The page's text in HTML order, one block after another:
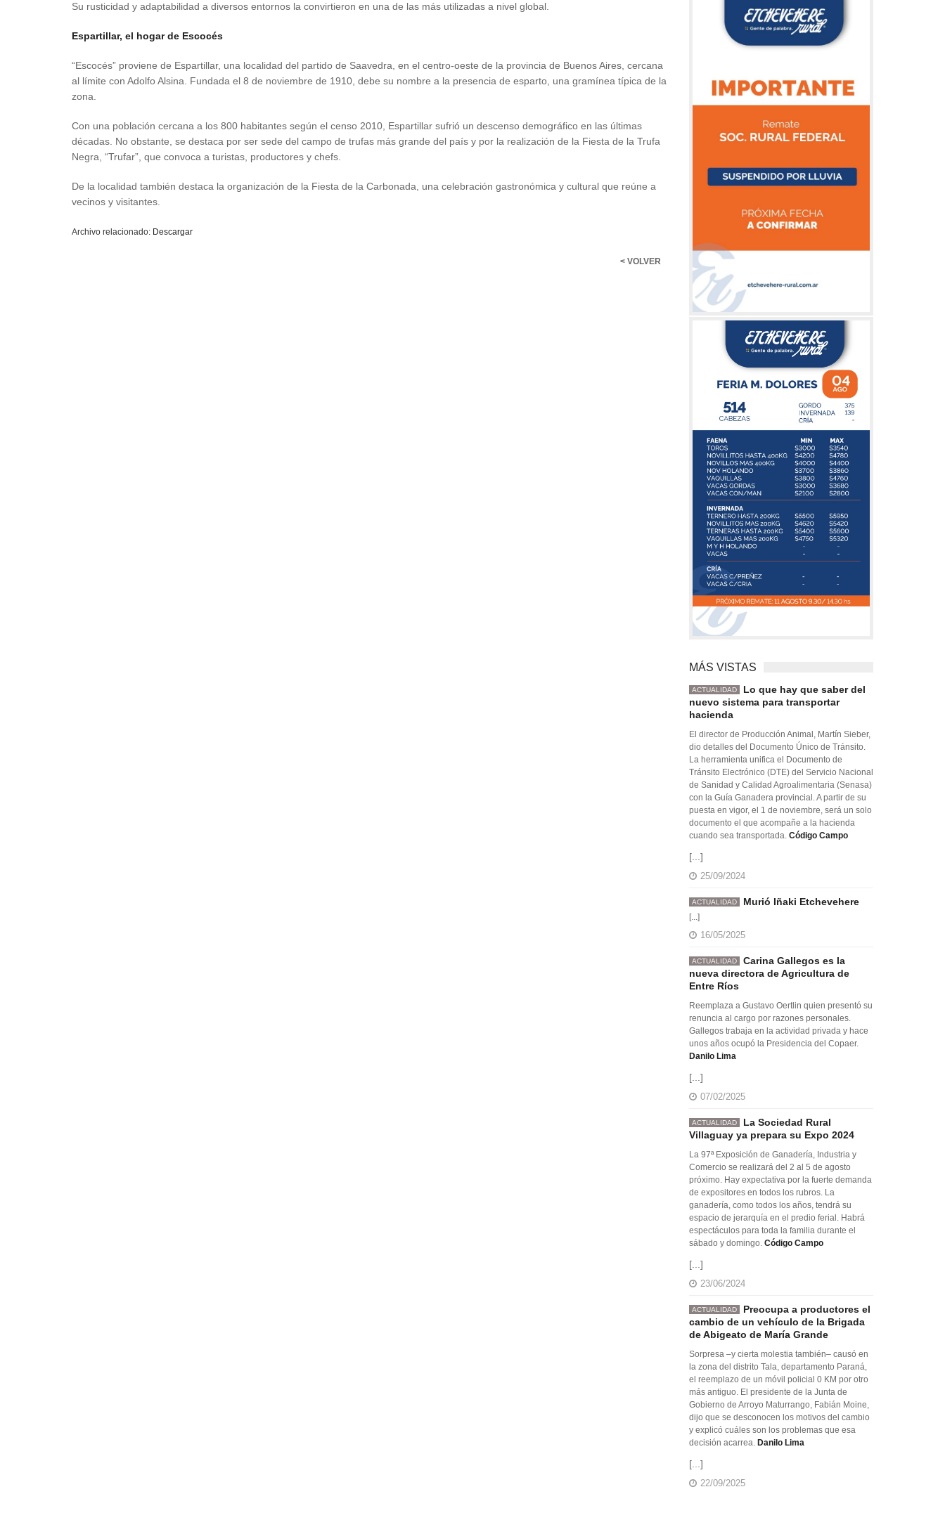
Su rusticidad y adaptabilidad a diversos entornos la convirtieron en una de las más utilizadas a nivel global.
Espartillar, el hogar de Escocés
“Escocés” proviene de Espartillar, una localidad del partido de Saavedra, en el centro-oeste de la provincia de Buenos Aires, cercana
al límite con Adolfo Alsina. Fundada el 8 de noviembre de 1910, debe su nombre a la presencia de esparto, una gramínea típica de la
zona.
Con una población cercana a los 800 habitantes según el censo 2010, Espartillar sufrió un descenso demográfico en las últimas
décadas. No obstante, se destaca por ser sede del campo de trufas más grande del país y por la realización de la Fiesta de la Trufa
Negra, “Trufar”, que convoca a turistas, productores y chefs.
De la localidad también destaca la organización de la Fiesta de la Carbonada, una celebración gastronómica y cultural que reúne a
vecinos y visitantes.
Archivo relacionado: Descargar
< VOLVER
MÁS VISTAS
ACTUALIDAD
Lo que hay que saber del
nuevo sistema para transportar
hacienda
El director de Producción Animal, Martín Sieber,
dio detalles del Documento Único de Tránsito.
La herramienta unifica el Documento de
Tránsito Electrónico (DTE) del Servicio Nacional
de Sanidad y Calidad Agroalimentaria (Senasa)
con la Guía Ganadera provincial. A partir de su
puesta en vigor, el 1 de noviembre, será un solo
documento el que acompañe a la hacienda
cuando sea transportada. Código Campo
[...]
25/09/2024
ACTUALIDAD Murió Iñaki Etchevehere
[...]
16/05/2025
ACTUALIDAD
Carina Gallegos es la
nueva directora de Agricultura de
Entre Ríos
Reemplaza a Gustavo Oertlin quien presentó su
renuncia al cargo por razones personales.
Gallegos trabaja en la actividad privada y hace
unos años ocupó la Presidencia del Copaer.
Danilo Lima
[...]
07/02/2025
ACTUALIDAD
La Sociedad Rural
Villaguay ya prepara su Expo 2024
La 97ª Exposición de Ganadería, Industria y
Comercio se realizará del 2 al 5 de agosto
próximo. Hay expectativa por la fuerte demanda
de expositores en todos los rubros. La
ganadería, como todos los años, tendrá su
espacio de jerarquía en el predio ferial. Habrá
espectáculos para toda la familia durante el
sábado y domingo. Código Campo
[...]
23/06/2024
ACTUALIDAD
Preocupa a productores el
cambio de un vehículo de la Brigada
de Abigeato de María Grande
Sorpresa –y cierta molestia también– causó en
la zona del distrito Tala, departamento Paraná,
el reemplazo de un móvil policial 0 KM por otro
más antiguo. El presidente de la Junta de
Gobierno de Arroyo Maturrango, Fabián Moine,
dijo que se desconocen los motivos del cambio
y explicó cuáles son los problemas que esa
decisión acarrea. Danilo Lima
[...]
22/09/2025